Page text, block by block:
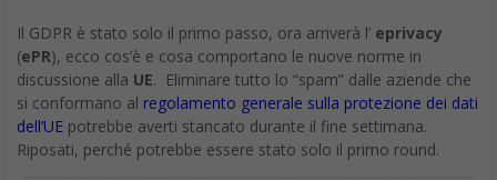
Il GDPR è stato solo il primo passo, ora arriverà l’ eprivacy
(ePR), ecco cos’è e cosa comportano le nuove norme in
discussione alla UE. Eliminare tutto lo “spam” dalle aziende che
si conformano al regolamento generale sulla protezione dei dati
dell’UE potrebbe averti stancato durante il fine settimana.
Riposati, perché potrebbe essere stato solo il primo round.